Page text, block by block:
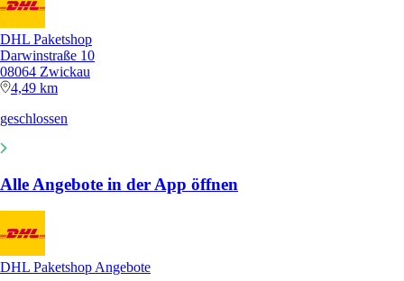
DHL Paketshop
Darwinstraße 10
08064 Zwickau
4,49 km
geschlossen
Alle Angebote in der App öffnen
DHL Paketshop Angebote